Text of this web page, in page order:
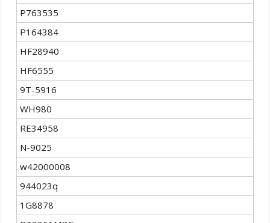
P763535
Р164384
HF28940
HF6555
9T-5916
WH980
RE34958
N-9025
w42000008
944023q
1G8878